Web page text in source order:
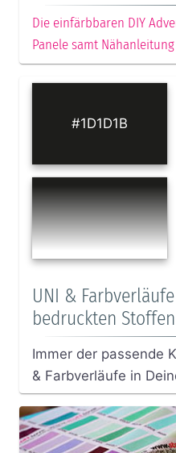
Die einfärbbaren DIY
Panele samt
#1D1D1B
UNI &
bedruckten Stoffen
Immer der passende
& Farbverläufe in